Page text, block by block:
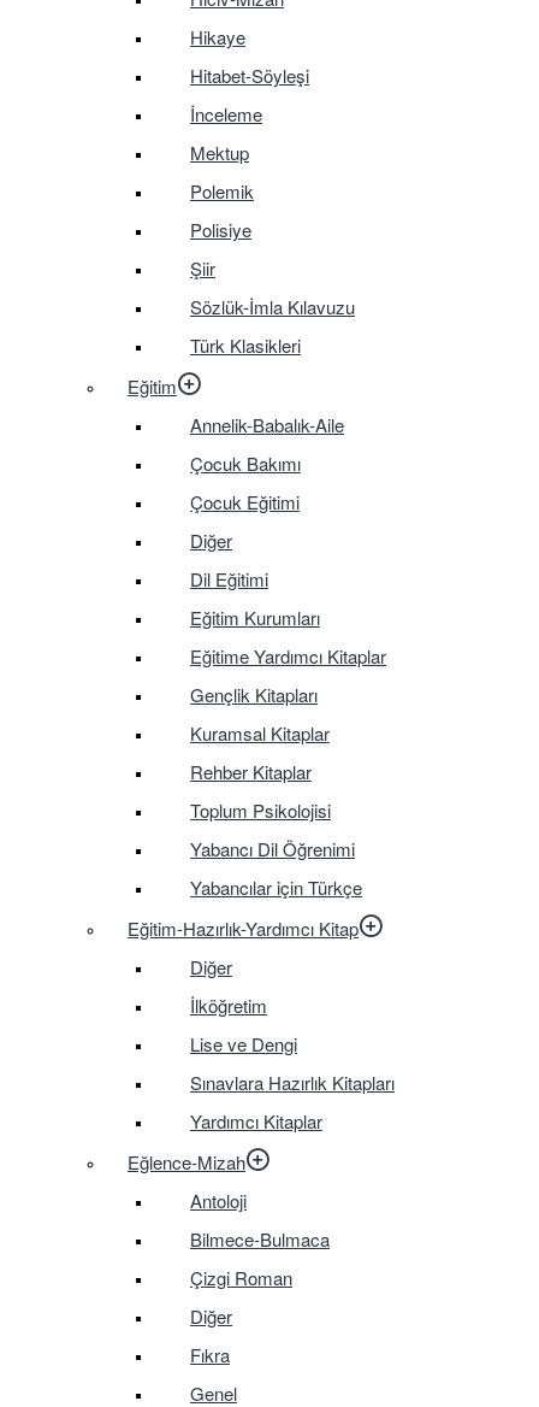
Hikaye
Hitabet-Söyleşi
İnceleme
Mektup
Polemik
Polisiye
Şiir
Sözlük-İmla Kılavuzu
Türk Klasikleri
Eğitim
Annelik-Babalık-Aile
Çocuk Bakımı
Çocuk Eğitimi
Diğer
Dil Eğitimi
Eğitim Kurumları
Eğitime Yardımcı Kitaplar
Gençlik Kitapları
Kuramsal Kitaplar
Rehber Kitaplar
Toplum Psikolojisi
Yabancı Dil Öğrenimi
Yabancılar için Türkçe
Eğitim-Hazırlık-Yardımcı Kitap
Diğer
İlköğretim
Lise ve Dengi
Sınavlara Hazırlık Kitapları
Yardımcı Kitaplar
Eğlence-Mizah
Antoloji
Bilmece-Bulmaca
Çizgi Roman
Diğer
Fıkra
Genel